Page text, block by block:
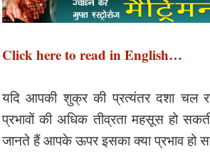
Click here to read in English…
यदि आपकी शुक्र की प्रत्यंतर दशा चल
प्रभावों की अधिक तीव्रता महसूस हो
जानते हैं आपके ऊपर इसका क्या प्रभाव हो